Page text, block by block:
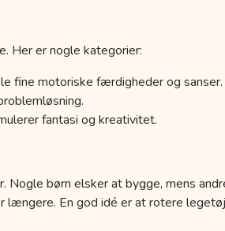
Her er nogle kategorier:
fine motoriske færdigheder og sanser.
fantasi og kreativitet.
børn elsker at bygge, mens
længere. En god idé er at rotere